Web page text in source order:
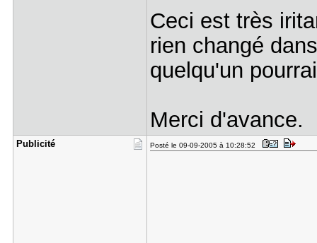
Ceci est très
rien changé
quelqu'un
Merci d'avance.
Publicité Posté le 09-09-2005 à 10:28:52